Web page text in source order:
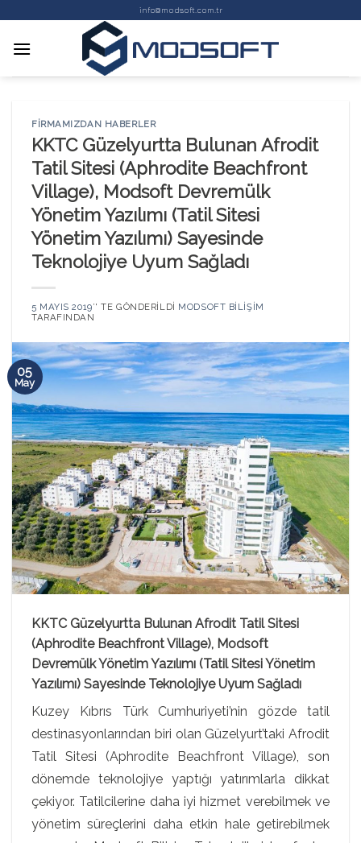
content
info@modsoft.com.tr
FIRMAMIZDAN HABERLER
KKTC Güzelyurtta Bulunan Afrodit
Tatil Sitesi (Aphrodite Beachfront
Village), Modsoft Devremülk
Yönetim Yazılımı (Tatil Sitesi
Yönetim Yazılımı) Sayesinde
Teknolojiye Uyum Sağladı
5 MAYIS 2019’' TE GÖNDERILDI MODSOFT BILIŞIM
TARAFINDAN
05
May
KKTC Güzelyurtta Bulunan Afrodit Tatil Sitesi
(Aphrodite Beachfront Village), Modsoft
Devremülk Yönetim Yazılımı (Tatil Sitesi Yönetim
Yazılımı) Sayesinde Teknolojiye Uyum Sağladı
Kuzey Kıbrıs Türk Cumhuriyeti’nin gözde tatil
destinasyonlarından biri olan Güzelyurt’taki Afrodit
Tatil Sitesi (Aphrodite Beachfront Village), son
dönemde teknolojiye yaptığı yatırımlarla dikkat
çekiyor. Tatilcilerine daha iyi hizmet verebilmek ve
yönetim süreçlerini daha etkin hale getirebilmek